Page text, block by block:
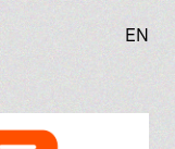
EN